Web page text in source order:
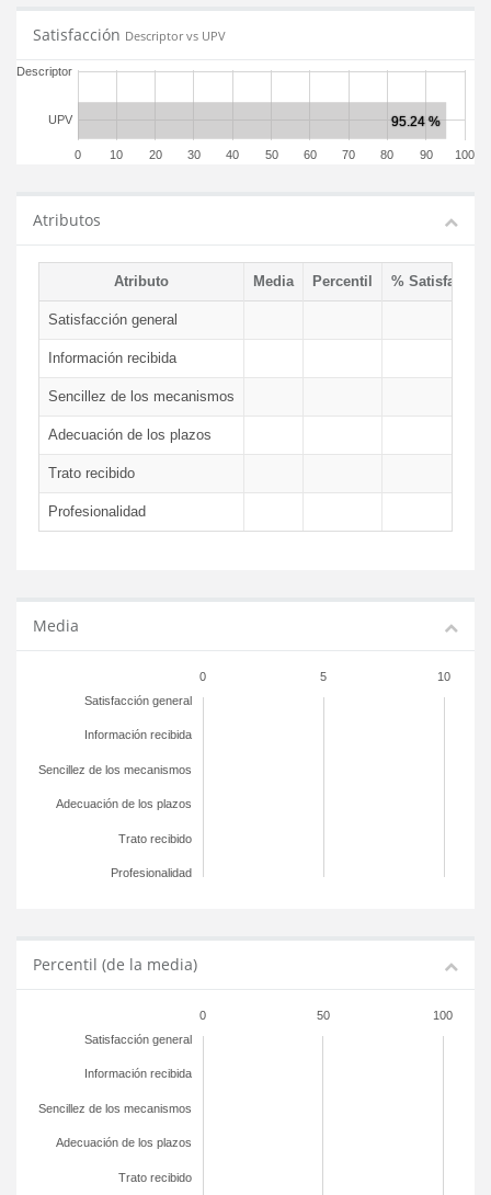
Satisfacción Descriptor vs UPV
0 10 20 30 40 50 60 70 80 90 100
UPV
Descriptor
Atributos
Atributo Media Percentil % Satisfacción
Satisfacción general
Información recibida
Sencillez de los mecanismos
Adecuación de los plazos
Trato recibido
Profesionalidad
Media
0 5
10
Satisfacción general
Información recibida
Sencillez de los mecanismos
Adecuación de los plazos
Trato recibido
Profesionalidad
Percentil (de la media)
0 50
100
Satisfacción general
Información recibida
Sencillez de los mecanismos
Adecuación de los plazos
Trato recibido